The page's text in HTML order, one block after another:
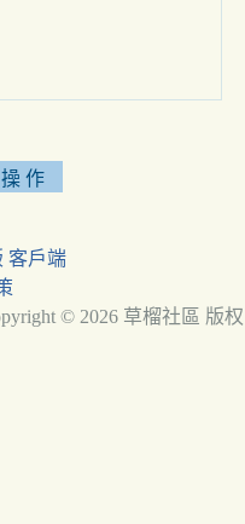
客戶端
© 2026 草榴社區 版权